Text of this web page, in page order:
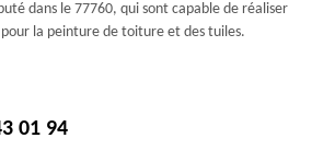
dans le 77760, qui sont capable de réaliser
la peinture de toiture et des tuiles.
01 94